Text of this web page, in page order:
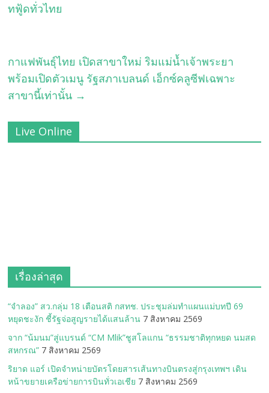
ทฟู้ดทั่วไทย
กาแฟพันธุ์ไทย เปิดสาขาใหม่ ริมแม่น้ำเจ้าพระยา
พร้อมเปิดตัวเมนู รัฐสภาเบลนด์ เอ็กซ์คลูซีฟเฉพาะ
สาขานี้เท่านั้น →
Live Online
เรื่องล่าสุด
“จำลอง” สว.กลุ่ม 18 เตือนสติ กสทช. ประชุมล่มทำแผนแม่บทปี 69
หยุดชะงัก ชี้รัฐจ่อสูญรายได้แสนล้าน 7 สิงหาคม 2569
จาก “น้มนม”สู่แบรนด์ “CM Mlik”ชูสโลแกน “ธรรมชาติทุกหยด นมสด
สหกรณ” 7 สิงหาคม 2569
ริยาด แอร์ เปิดจำหน่ายบัตรโดยสารเส้นทางบินตรงสู่กรุงเทพฯ เดิน
หน้าขยายเครือข่ายการบินทั่วเอเชีย 7 สิงหาคม 2569